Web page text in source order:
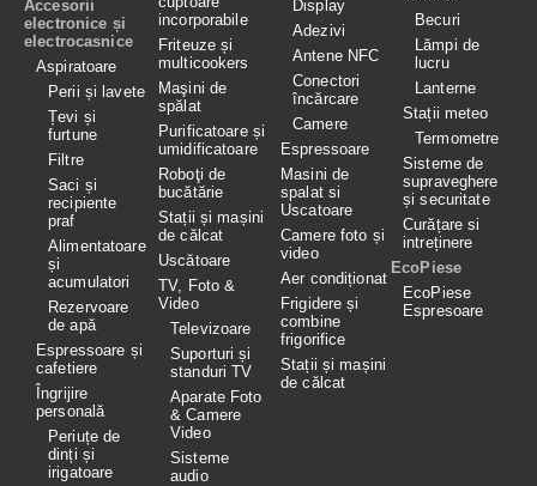
Accesorii
electronice și
electrocasnice
Aspiratoare
Perii și lavete
Țevi și
furtune
Filtre
Saci și
recipiente
praf
Alimentatoare
și
acumulatori
Rezervoare
de apă
Espressoare și
cafetiere
Îngrijire
personală
Periuțe de
dinți și
irigatoare
incorporabile
Friteuze și
multicookers
Maşini de
spălat
Purificatoare și
umidificatoare
Roboţi de
bucătărie
Stații și mașini
de călcat
Uscătoare
TV, Foto &
Video
Televizoare
Suporturi și
standuri TV
Aparate Foto
& Camere
Video
Sisteme
audio
Display
Adezivi
Antene NFC
Conectori
încărcare
Camere
Espressoare
Masini de
spalat si
Uscatoare
Camere foto și
video
Aer condiționat
Frigidere și
combine
frigorifice
Stații și mașini
de călcat
Becuri
Lămpi de
lucru
Lanterne
Stații meteo
Termometre
Sisteme de
supraveghere
și securitate
Curățare si
intreținere
EcoPiese
EcoPiese
Espresoare